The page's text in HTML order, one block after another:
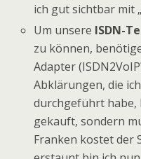
ich gut sichtbar mit
Um unsere ISDN-
zu können,
Adapter
Abklärungen, die
durchgeführt habe,
gekauft, sondern
Franken kostet der